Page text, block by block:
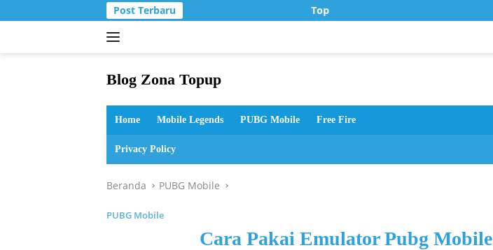
ke
Post Terbaru Top Up Murah di Zona Topup
Blog Zona Topup
dan
bermain
Home Mobile Legends PUBG Mobile Free Fire
Privacy Policy
Beranda PUBG Mobile
PUBG Mobile
Cara Pakai Emulator Pubg Mobile